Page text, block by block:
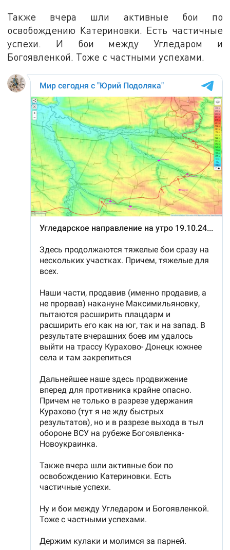
Также вчера шли активные бои по
освобождению Катериновки. Есть частичные
успехи. И бои между Угледаром и
Богоявленкой. Тоже с частными успехами.